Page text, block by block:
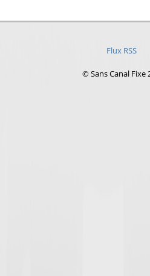
Flux RSS
© Sans Canal Fixe